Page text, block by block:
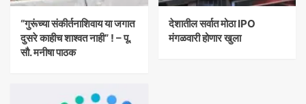
“गुरूंच्या संकीर्तनाशिवाय या जगात
दुसरे काहीच शाश्वत नाही” ! – पू.
सौ. मनीषा पाठक
देशातील सर्वात मोठा IPO
मंगळवारी होणार खुला